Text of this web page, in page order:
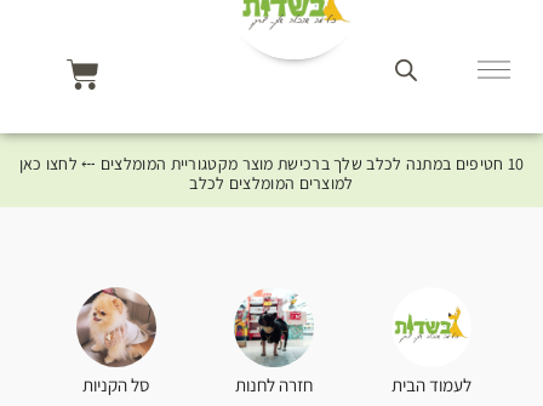
10 חטיפים במתנה לכלב שלך ברכישת מוצר מקטגוריית המומלצים ⤎ לחצו כאן
למוצרים המומלצים לכלב
לעמוד הבית חזרה לחנות סל הקניות